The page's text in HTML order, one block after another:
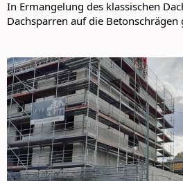
In Ermangelung des klassischen
Dachsparren auf die Betonschrägen